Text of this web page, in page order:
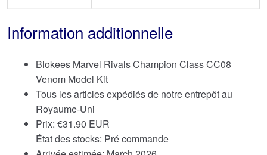
Information additionnelle
Blokees Marvel Rivals Champion Class CC08
Venom Model Kit
Tous les articles expédiés de notre entrepôt au
Royaume-Uni
Prix: €31.90 EUR
État des stocks: Pré commande